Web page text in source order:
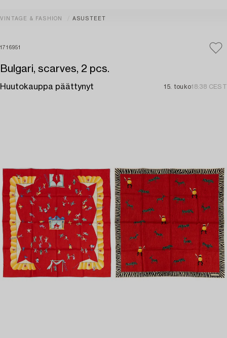
VINTAGE & FASHION ASUSTEET
1716951
Bulgari, scarves, 2 pcs.
Huutokauppa päättynyt 15. touko18:38 CEST